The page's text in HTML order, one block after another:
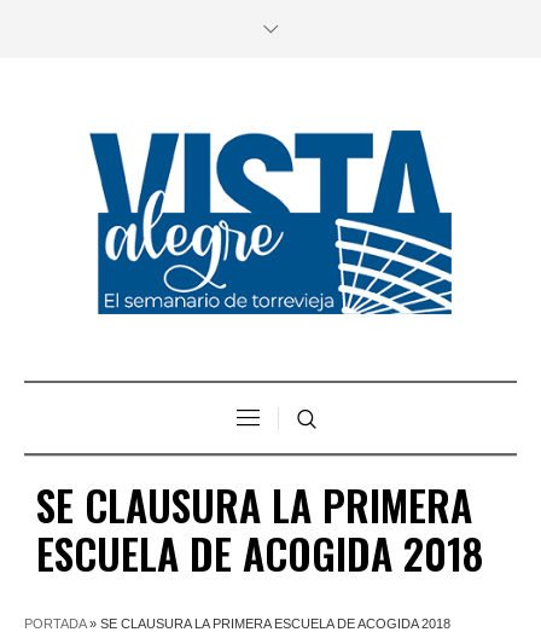
SE CLAUSURA LA PRIMERA
ESCUELA DE ACOGIDA 2018
PORTADA» SE CLAUSURA LA PRIMERA ESCUELA DE ACOGIDA 2018